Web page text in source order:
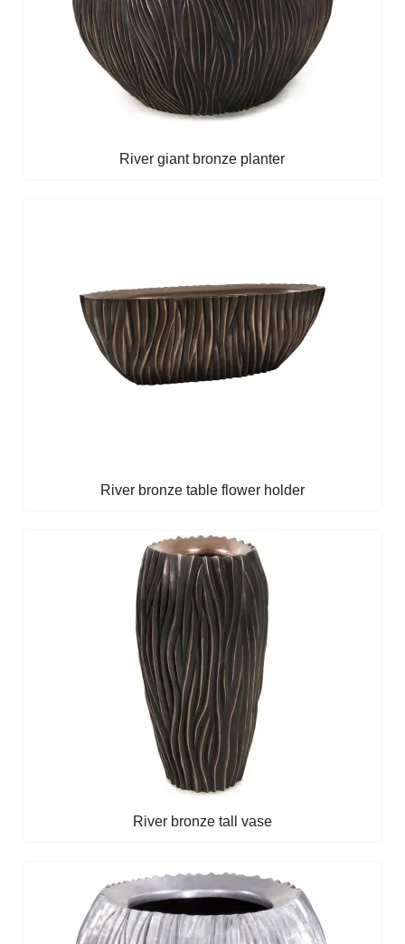
River giant bronze planter
River bronze table flower holder
River bronze tall vase